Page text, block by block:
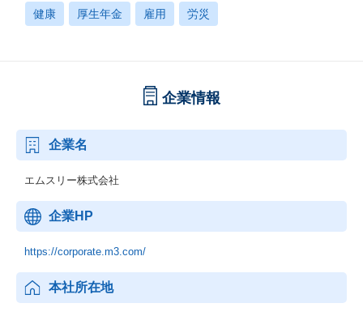
健康 厚生年金 雇用 労災
企業情報
企業名
エムスリー株式会社
企業HP
https://corporate.m3.com/
本社所在地